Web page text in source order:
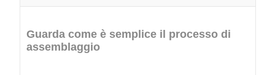
Guarda come è semplice il processo di
assemblaggio